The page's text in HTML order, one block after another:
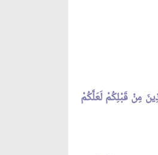
مِنْ قَبْلِكُمْ لَعَلَّكُمْ